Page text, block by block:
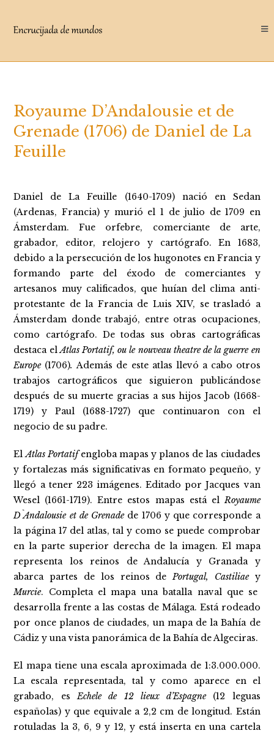
contenido
Royaume D’Andalousie et de
Grenade (1706) de Daniel de La
Feuille
Daniel de La Feuille (1640-1709) nació en Sedan
(Ardenas, Francia) y murió el 1 de julio de 1709 en
Ámsterdam. Fue orfebre, comerciante de arte,
grabador, editor, relojero y cartógrafo. En 1683,
debido a la persecución de los hugonotes en Francia y
formando parte del éxodo de comerciantes y
artesanos muy calificados, que huían del clima anti-
protestante de la Francia de Luis XIV, se trasladó a
Ámsterdam donde trabajó, entre otras ocupaciones,
como cartógrafo. De todas sus obras cartográficas
destaca elAtlas Portatif, ou le nouveau theatre de la guerre en
Europe (1706).Además de este atlas llevó a cabo otros
trabajos cartográficos que siguieron publicándose
después de su muerte gracias a sus hijos Jacob (1668-
1719) y Paul (1688-1727) que continuaron con el
negocio de su padre.
ElAtlas Portatifengloba mapas y planos de las ciudades
y fortalezas más significativas en formato pequeño, y
llegó a tener 223 imágenes. Editado por Jacques van
Wesel (1661-1719). Entre estos mapas está elRoyaume
D`Andalousie et de Grenadede 1706 y que corresponde a
la página 17 del atlas, tal y como se puede comprobar
en la parte superior derecha de la imagen. El mapa
representa los reinos de Andalucía y Granada y
abarca partes de los reinos dePortugal, Castiliae y
Murcie. Completa el mapa una batalla naval que se
desarrolla frente a las costas de Málaga. Está rodeado
por once planos de ciudades, un mapa de la Bahía de
Cádiz y una vista panorámica de la Bahía de Algeciras.
El mapa tiene una escala aproximada de 1:3.000.000.
La escala representada, tal y como aparece en el
grabado, esEchele de 12 lieux d’Espagne (12 leguas
españolas) y que equivale a 2,2 cm de longitud. Están
rotuladas la 3, 6, 9 y 12, y está inserta en una cartela